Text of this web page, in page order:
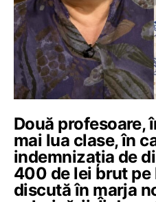
Două profesoare,
mai lua clase, în
indemnizația de
400 de lei brut pe
discută în marja